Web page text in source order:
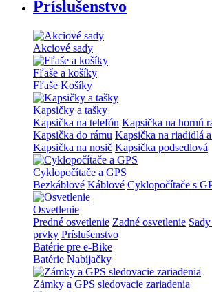
Príslušenstvo
Akciové sady
Fľaše a košíky
Fľaše Košíky
Kapsičky a tašky
Kapsička na telefón Kapsička na hornú
Kapsička do rámu Kapsička na riadidlá
Kapsička na nosič Kapsička podsedlová
Cyklopočítače a GPS
Bezkáblové Káblové Cyklopočítače s
Osvetlenie
Predné osvetlenie Zadné osvetlenie
prvky Príslušenstvo
Batérie pre e-Bike
Batérie Nabíjačky
Zámky a GPS sledovacie zariadenia